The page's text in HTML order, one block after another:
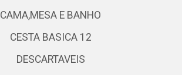
CAMA,MESA E BANHO
CESTA BASICA 12
DESCARTAVEIS